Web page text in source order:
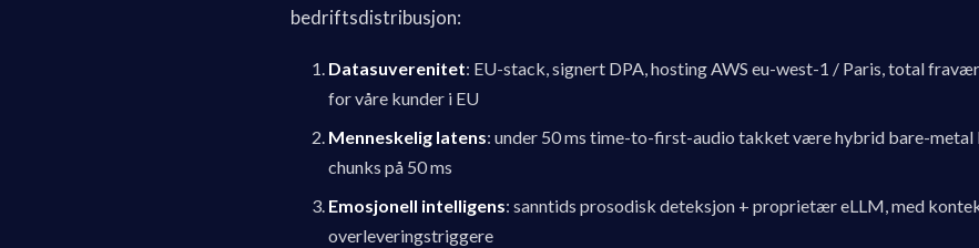
bedriftsdistribusjon:
Datasuverenitet: EU-stack, signert DPA, hosting AWS eu-west-1 / Paris, total
for våre kunder i EU
Menneskelig latens: under 50 ms time-to-first-audio takket være hybrid bare-
chunks på 50 ms
Emosjonell intelligens: sanntids prosodisk deteksjon + proprietær eLLM, med
overleveringstriggere